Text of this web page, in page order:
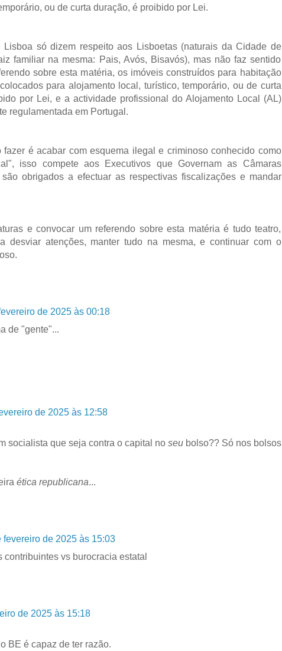
ou de curta duração, é proibido por Lei.
Lisboa só dizem respeito aos Lisboetas (naturais da Cidade de
familiar na mesma: Pais, Avós, Bisavós), mas não faz sentido
sobre esta matéria, os imóveis construídos para habitação
para alojamento local, turístico, temporário, ou de curta
por Lei, e a actividade profissional do Alojamento Local (AL)
regulamentada em Portugal.
fazer é acabar com esquema ilegal e criminoso conhecido como
isso compete aos Executivos que Governam as Câmaras
obrigados a efectuar as respectivas fiscalizações e mandar
e convocar um referendo sobre esta matéria é tudo teatro,
desviar atenções, manter tudo na mesma, e continuar com o
de 2025 às 00:18
de "gente"...
de 2025 às 12:58
socialista que seja contra o capital no seubolso?? Só nos bolsos
ética republicana...
fevereiro de 2025 às 15:03
contribuintes vs burocracia estatal
de 2025 às 15:18
BE é capaz de ter razão.